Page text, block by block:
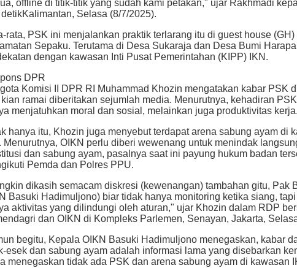
offline di titik-titik yang sudah kami petakan," ujar Rakhmadi
Selasa (8/7/2025).
rata, PSK ini menjalankan praktik terlarang itu di guest house (GH)
Sepaku. Terutama di Desa Sukaraja dan Desa Bumi
dengan kawasan Inti Pusat Pemerintahan (KIPP) IKN.
DPR
Komisi II DPR RI Muhammad Khozin mengatakan kabar PSK
kian ramai diberitakan sejumlah media. Menurutnya, kehadiran
menjatuhkan moral dan sosial, melainkan juga produktivitas kerja.
hanya itu, Khozin juga menyebut terdapat arena sabung ayam di
Menurutnya, OIKN perlu diberi wewenang untuk menindak
dan sabung ayam, pasalnya saat ini payung hukum badan
Pemda dan Polres PPU.
dikasih semacam diskresi (kewenangan) tambahan gitu, Pak
Basuki Hadimuljono) biar tidak hanya monitoring ketika siang,
aktivitas yang dilindungi oleh aturan," ujar Khozin dalam RDP
dan OIKN di Kompleks Parlemen, Senayan, Jakarta,
begitu, Kepala OIKN Basuki Hadimuljono menegaskan, kabar
esek dan sabung ayam adalah informasi lama yang disebarkan
menegaskan tidak ada PSK dan arena sabung ayam di kawasan